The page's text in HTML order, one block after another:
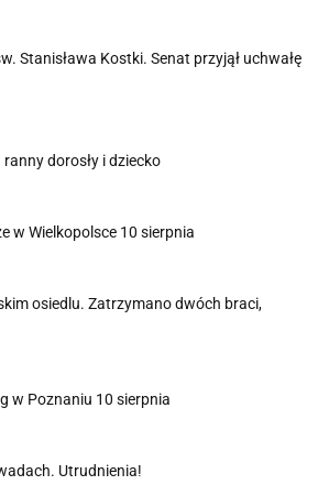
Stanisława Kostki. Senat przyjął uchwałę
dorosły i dziecko
w Wielkopolsce 10 sierpnia
osiedlu. Zatrzymano dwóch braci,
w Poznaniu 10 sierpnia
Utrudnienia!